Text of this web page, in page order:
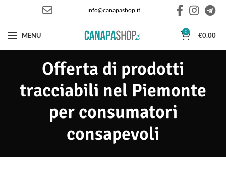
info@canapashop.it
MENU 0 €0.00
Offerta di prodotti
tracciabili nel Piemonte
per consumatori
consapevoli